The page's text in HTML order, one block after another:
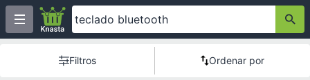
Filtros Ordenar por